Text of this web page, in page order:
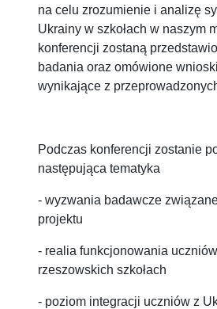
Ukrainy w szkołach w naszym
konferencji zostaną
badania oraz omówione
wynikające z
następująca tematyka
- wyzwania badawcze
projektu
- realia funkcjonowania uczniów
rzeszowskich szkołach
- poziom integracji uczniów z
uczniami